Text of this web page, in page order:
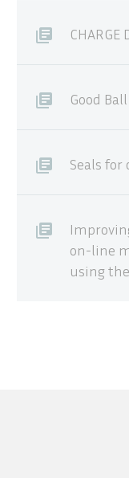
CHARGE
Good
Seals
on-line
using